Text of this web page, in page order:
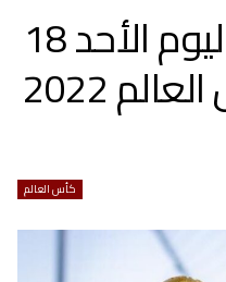
مواعيد مباريات اليوم الأحد 18
ديسمبر في كأس العالم 2022
كأس العالم